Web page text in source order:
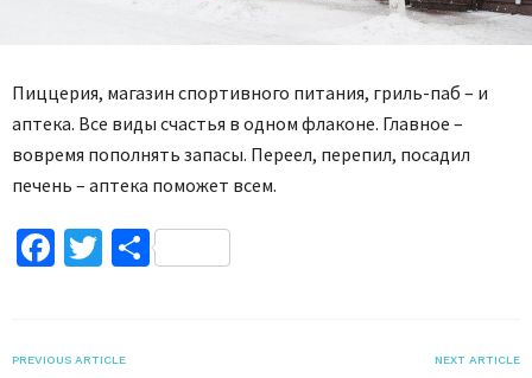
Пиццерия, магазин спортивного питания, гриль-паб – и
аптека. Все виды счастья в одном флаконе. Главное –
вовремя пополнять запасы. Переел, перепил, посадил
печень – аптека поможет всем.
Facebook
TwitterПоділитися
PREVIOUS ARTICLE NEXT ARTICLE